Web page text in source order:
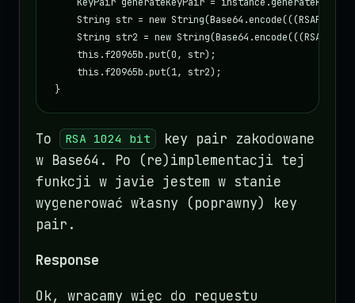
String str = new
String str2 = new
    this.f20965b.put(0, str);
    this.f20965b.put(1, str2);
}
To RSA 1024 bit
key pair zakodowane
w Base64. Po (re)implementacji tej
funkcji w javie jestem w stanie
wygenerować własny (poprawny) key
pair.
Response
Ok, wracamy więc do requestu